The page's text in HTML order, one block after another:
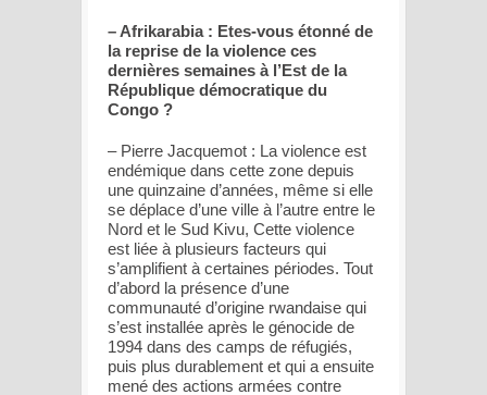
– Afrikarabia : Etes-vous étonné de
la reprise de la violence ces
dernières semaines à l’Est de la
République démocratique du
Congo ?
– Pierre Jacquemot : La violence est
endémique dans cette zone depuis
une quinzaine d’années, même si elle
se déplace d’une ville à l’autre entre le
Nord et le Sud Kivu, Cette violence
est liée à plusieurs facteurs qui
s’amplifient à certaines périodes. Tout
d’abord la présence d’une
communauté d’origine rwandaise qui
s’est installée après le génocide de
1994 dans des camps de réfugiés,
puis plus durablement et qui a ensuite
mené des actions armées contre